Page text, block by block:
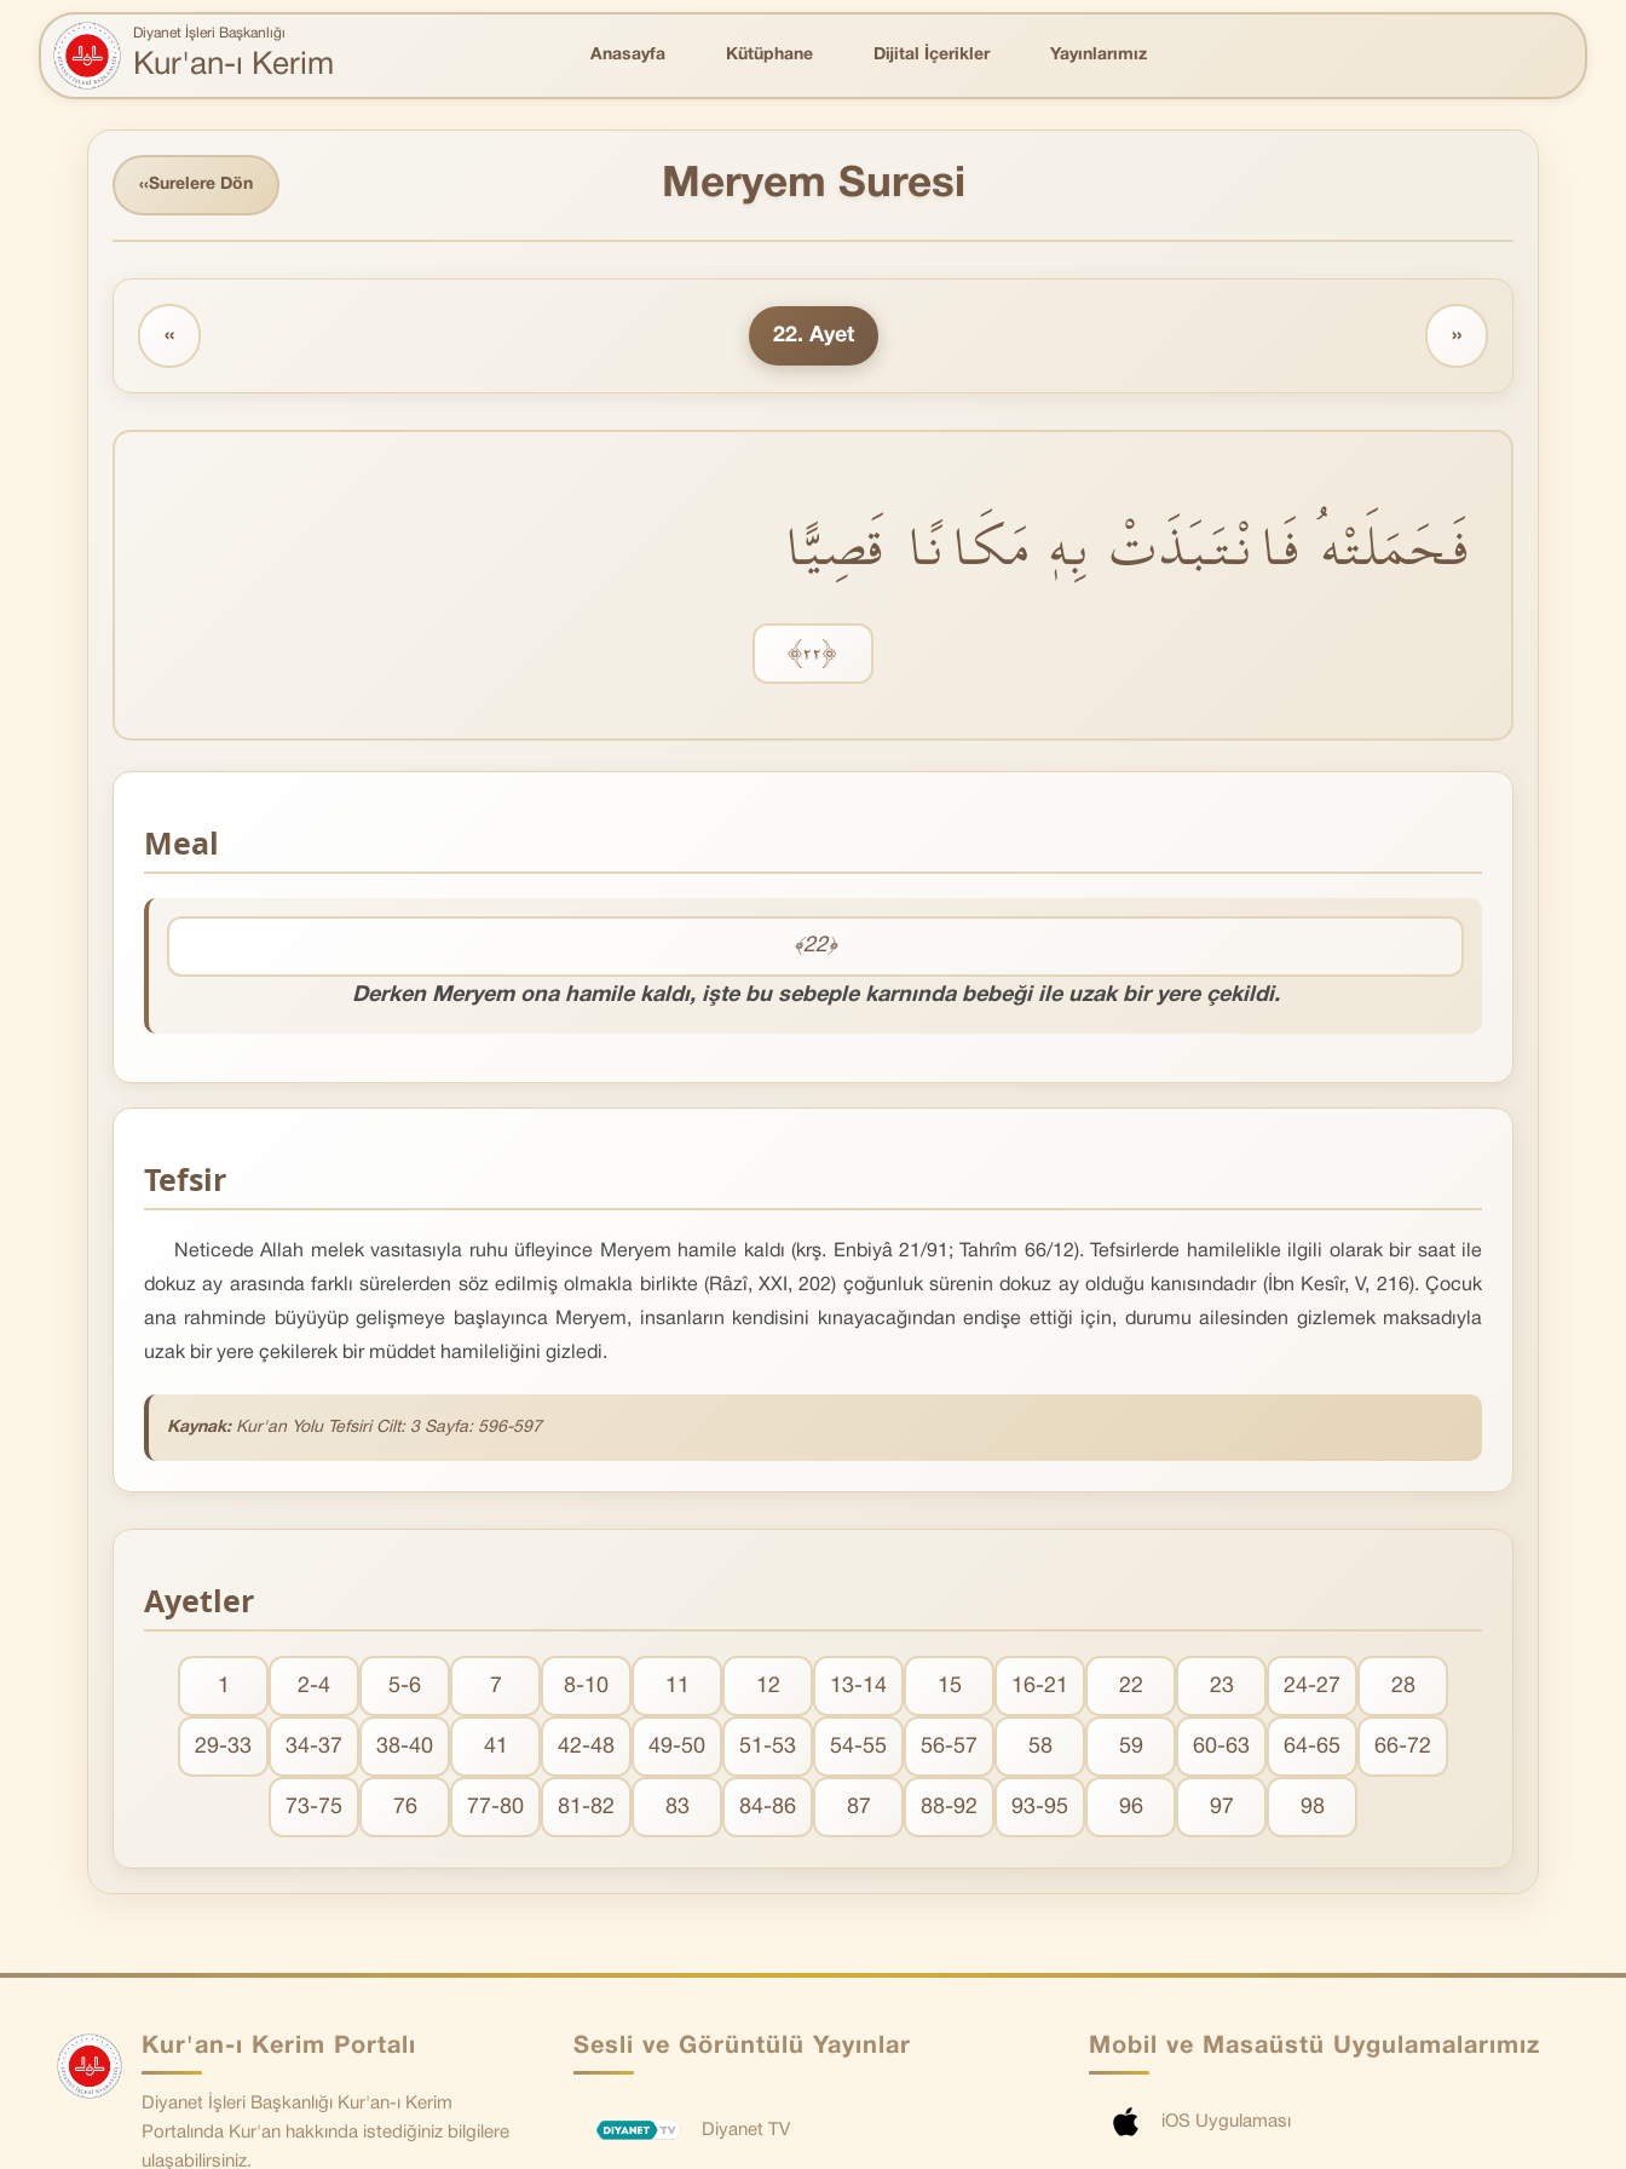
Diyanet İşleri Başkanlığı
Kur'an-ı Kerim Anasayfa Kütüphane Dijital İçerikler Yayınlarımız
‹‹Surelere Dön Meryem Suresi
‹‹ 22. Ayet ››
فَحَمَلَتْهُ فَانْتَبَذَتْ بِهٖ مَكَانًا قَصِيًّا
﴿٢٢﴾
Meal
﴾22﴿
Derken Meryem ona hamile kaldı, işte bu sebeple karnında bebeği ile uzak bir yere çekildi.
Tefsir
Neticede Allah melek vasıtasıyla ruhu üfleyince Meryem hamile kaldı (krş. Enbiyâ 21/91; Tahrîm 66/12). Tefsirlerde hamilelikle ilgili olarak bir saat ile
dokuz ay arasında farklı sürelerden söz edilmiş olmakla birlikte (Râzî, XXI, 202) çoğunluk sürenin dokuz ay olduğu kanısındadır (İbn Kesîr, V, 216). Çocuk
ana rahminde büyüyüp gelişmeye başlayınca Meryem, insanların kendisini kınayacağından endişe ettiği için, durumu ailesinden gizlemek maksadıyla
uzak bir yere çekilerek bir müddet hamileliğini gizledi.
Kaynak: Kur'an Yolu Tefsiri Cilt: 3 Sayfa: 596-597
Ayetler
1 2-4 5-6 7 8-10 11 12 13-14 15 16-21 22 23 24-27 28
29-33 34-37 38-40 41 42-48 49-50 51-53 54-55 56-57 58 59 60-63 64-65 66-72
73-75 76 77-80 81-82 83 84-86 87 88-92 93-95 96 97 98
Kur'an-ı Kerim Portalı
Diyanet İşleri Başkanlığı Kur'an-ı Kerim
Portalında Kur'an hakkında istediğiniz bilgilere
ulaşabilirsiniz.
Sesli ve Görüntülü Yayınlar
Diyanet TV
Mobil ve Masaüstü Uygulamalarımız
iOS Uygulaması